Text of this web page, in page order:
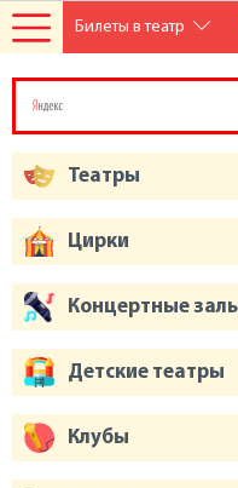
Театры
Цирки
Концертные
Детские театры
Клубы
Билеты в театр